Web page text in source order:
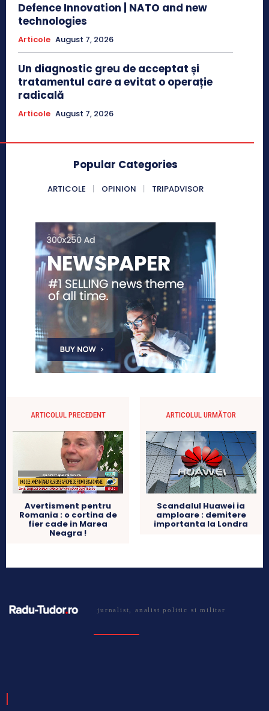
Defence Innovation | NATO and new
technologies
Articole August 7, 2026
Un diagnostic greu de acceptat și
tratamentul care a evitat o operație
radicală
Articole August 7, 2026
Popular Categories
ARTICOLE OPINION TRIPADVISOR
ARTICOLUL PRECEDENT
Avertisment pentru
Romania : o cortina de
fier cade in Marea
Neagra !
ARTICOLUL URMĂTOR
Scandalul Huawei ia
amploare : demitere
importanta la Londra
jurnalist, analist politic si militar